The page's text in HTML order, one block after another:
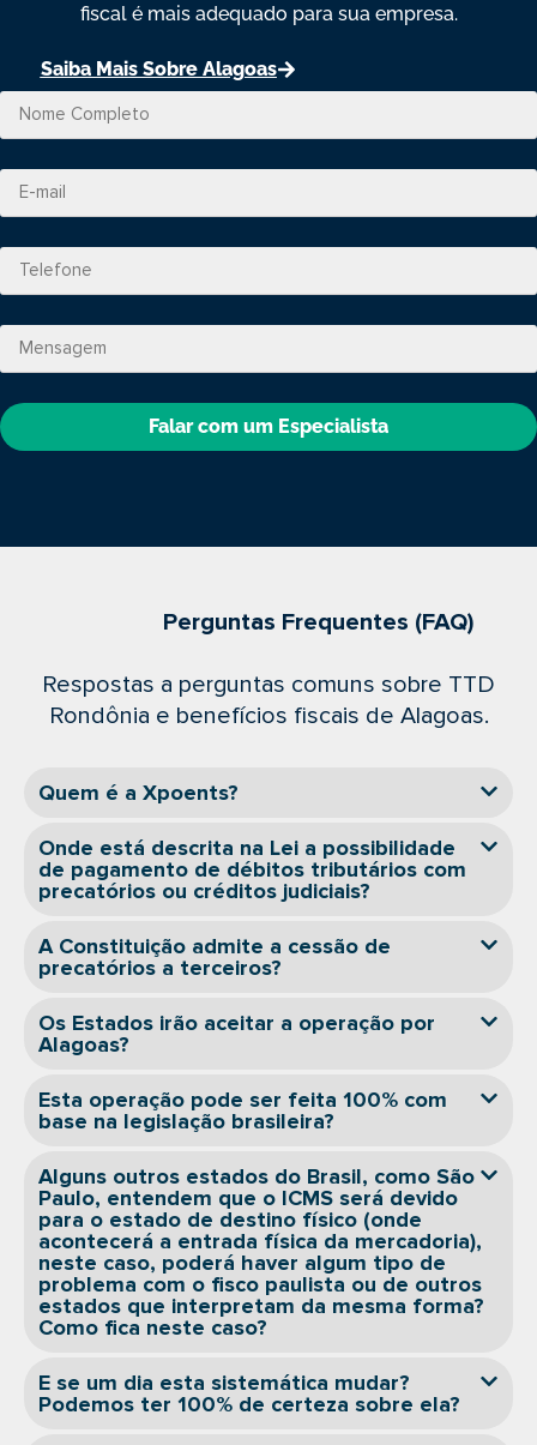
fiscal é mais adequado para sua empresa.
Saiba Mais Sobre Alagoas
Falar com um Especialista
Perguntas Frequentes (FAQ)
Respostas a perguntas comuns sobre TTD
Rondônia e benefícios fiscais de Alagoas.
Quem é a Xpoents?
Onde está descrita na Lei a possibilidade
de pagamento de débitos tributários com
precatórios ou créditos judiciais?
A Constituição admite a cessão de
precatórios a terceiros?
Os Estados irão aceitar a operação por
Alagoas?
Esta operação pode ser feita 100% com
base na legislação brasileira?
Alguns outros estados do Brasil, como São
Paulo, entendem que o ICMS será devido
para o estado de destino físico (onde
acontecerá a entrada física da mercadoria),
neste caso, poderá haver algum tipo de
problema com o fisco paulista ou de outros
estados que interpretam da mesma forma?
Como fica neste caso?
E se um dia esta sistemática mudar?
Podemos ter 100% de certeza sobre ela?